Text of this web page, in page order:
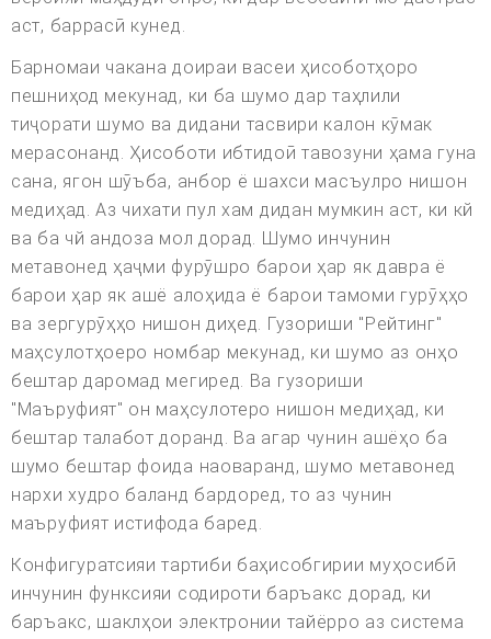
аст, баррасӣ кунед.
Барномаи чакана доираи васеи ҳисоботҳоро
пешниҳод мекунад, ки ба шумо дар таҳлили
тиҷорати шумо ва дидани тасвири калон кӯмак
мерасонанд. Ҳисоботи ибтидоӣ тавозуни ҳама гуна
сана, ягон шӯъба, анбор ё шахси масъулро нишон
медиҳад. Аз чихати пул хам дидан мумкин аст, ки кй
ва ба чй андоза мол дорад. Шумо инчунин
метавонед ҳаҷми фурӯшро барои ҳар як давра ё
барои ҳар як ашё алоҳида ё барои тамоми гурӯҳҳо
ва зергурӯҳҳо нишон диҳед. Гузориши "Рейтинг"
маҳсулотҳоеро номбар мекунад, ки шумо аз онҳо
бештар даромад мегиред. Ва гузориши
"Маъруфият" он маҳсулотеро нишон медиҳад, ки
бештар талабот доранд. Ва агар чунин ашёҳо ба
шумо бештар фоида наоваранд, шумо метавонед
нархи худро баланд бардоред, то аз чунин
маъруфият истифода баред.
Конфигуратсияи тартиби баҳисобгирии муҳосибӣ
инчунин функсияи содироти баръакс дорад, ки
баръакс, шаклҳои электронии тайёрро аз система